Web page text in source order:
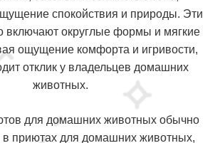
спокойствия и природы. Эти
включают округлые формы и мягкие
ощущение комфорта и игривости,
отклик у владельцев домашних
животных.
для домашних животных обычно
в приютах для домашних животных,